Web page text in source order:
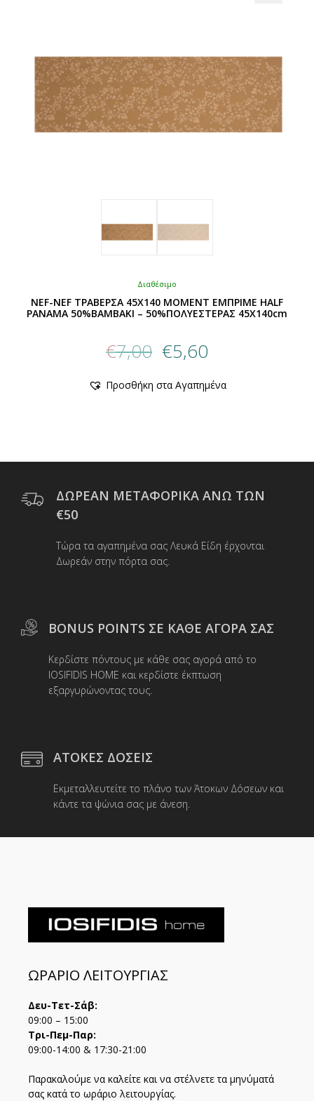
Διαθέσιμο
NEF-NEF ΤΡΑΒΕΡΣΑ 45X140 MOMENT ΕΜΠΡΙΜΕ HALF
PANAMA 50%ΒΑΜΒΑΚΙ – 50%ΠΟΛΥΕΣΤΕΡΑΣ 45X140cm
€7,00
price
€7,00.
€5,60
είναι:
το
Οι
μπορούν
σελίδα
του
Προσθήκη στα Αγαπημένα
ΔΩΡΕΑΝ ΜΕΤΑΦΟΡΙΚΑ ΑΝΩ ΤΩΝ
€50
Τώρα τα αγαπημένα σας Λευκά Είδη έρχονται
Δωρεάν στην πόρτα σας.
BONUS POINTS ΣΕ ΚΑΘΕ ΑΓΟΡΑ ΣΑΣ
Κερδίστε πόντους με κάθε σας αγορά από το
IOSIFIDIS HOME και κερδίστε έκπτωση
εξαργυρώνοντας τους.
ΑΤΟΚΕΣ ΔΟΣΕΙΣ
Εκμεταλλευτείτε το πλάνο των Άτοκων Δόσεων και
κάντε τα ψώνια σας με άνεση.
ΩΡΑΡΙΟ ΛΕΙΤΟΥΡΓΙΑΣ
Δευ-Τετ-Σάβ:
09:00 – 15:00
Τρι-Πεμ-Παρ:
09:00-14:00 & 17:30-21:00
Παρακαλούμε να καλείτε και να στέλνετε τα μηνύματά
σας κατά το ωράριο λειτουργίας.